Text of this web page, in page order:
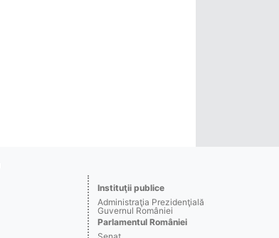
Instituţii publice
Administraţia Prezidenţială
Guvernul României
Parlamentul României